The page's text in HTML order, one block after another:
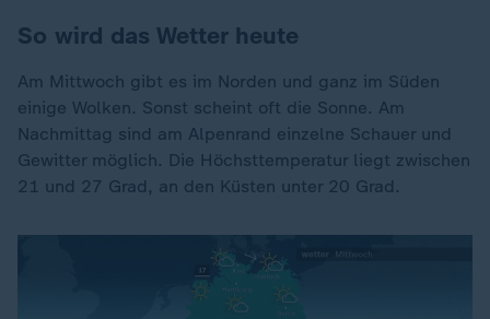
So wird das Wetter heute
Am Mittwoch gibt es im Norden und ganz im Süden
einige Wolken. Sonst scheint oft die Sonne. Am
Nachmittag sind am Alpenrand einzelne Schauer und
Gewitter möglich. Die Höchsttemperatur liegt zwischen
21 und 27 Grad, an den Küsten unter 20 Grad.